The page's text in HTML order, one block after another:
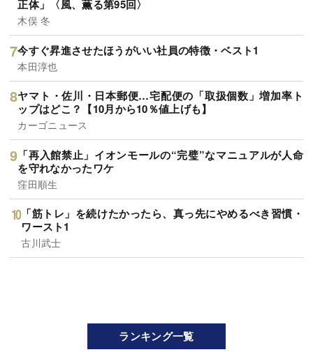
正体」〈風、薫る第95回〉
木俣 冬
今すぐ昇進させたほうがいい社員の特徴・ベスト1
本田淳也
ヤマト・佐川・日本郵便…宅配便の「取扱個数」増加率ト
ップはどこ？【10月から10％値上げも】
カーゴニュース
「再入館禁止」イオンモールの“完璧”なマニュアルが人命
を守れなかったワケ
窪田順生
「筋トレ」を続けたかったら、真っ先にやめるべき習慣・
ワースト1
古川武士
ランキング一覧